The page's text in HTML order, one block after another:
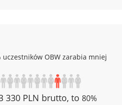
uczestników OBW zarabia mniej
330 PLN brutto, to 80%